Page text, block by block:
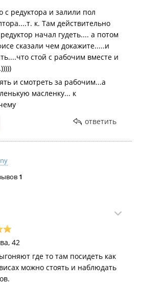
с редуктора и залили пол
к. Там действительно
начал гудеть.... а потом
сказали чем докажите.....и
стой с рабочим вместе и
и смотреть за рабочим...а
масленку... к
ответить
1
42
где то там посидеть как
можно стоять и наблюдать